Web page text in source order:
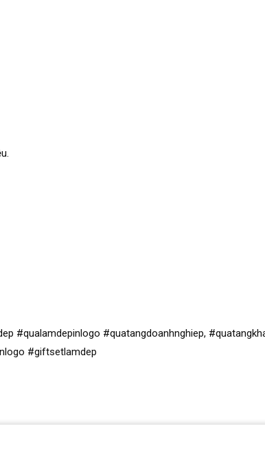
#qualamdepinlogo #quatangdoanhnghiep,
#giftsetlamdep